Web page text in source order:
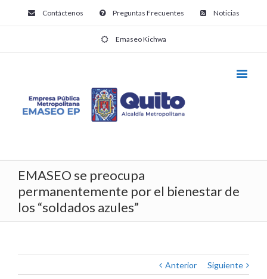
Contáctenos Preguntas Frecuentes Noticias
Emaseo Kichwa
EMASEO se preocupa
permanentemente por el bienestar de
los “soldados azules”
Anterior Siguiente